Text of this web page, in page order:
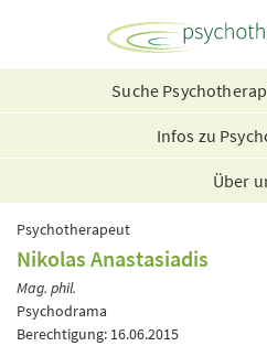
Suche
Infos zu
Über
Psychotherapeut
Nikolas Anastasiadis
Mag. phil.
Psychodrama
Berechtigung: 16.06.2015